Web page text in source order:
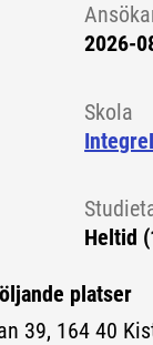
2026-
Skola
Heltid
platser
39, 164 40